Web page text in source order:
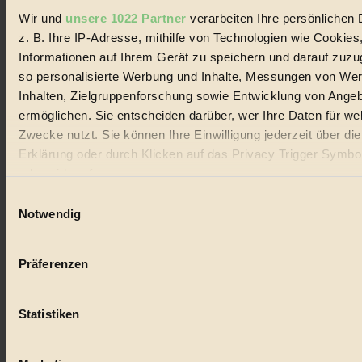
Wir und unsere 1022 Partner verarbeiten Ihre persönlichen
z. B. Ihre IP-Adresse, mithilfe von Technologien wie
Informationen auf Ihrem Gerät zu speichern und darauf
so personalisierte Werbung und Inhalte, Messungen von
Inhalten, Zielgruppenforschung sowie Entwicklung von
ermöglichen. Sie entscheiden darüber, wer Ihre Daten für
Zwecke nutzt. Sie können Ihre Einwilligung jederzeit über
Erklärung oder durch Klicken auf das Privacy Trigger
oder widerrufen
Wenn Sie es erlauben, würden wir auch gerne:
Ihr Gerät durch aktives Scannen nach bestimmten
Erfahren Sie mehr darüber, wie Ihre persönlichen Daten
Notwendig
Präferenzen
Statistiken
Lebensmittel
Essen